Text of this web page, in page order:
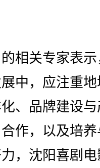
关专家表示
中，应注重
、品牌建设
作，以及培
，沈阳喜剧